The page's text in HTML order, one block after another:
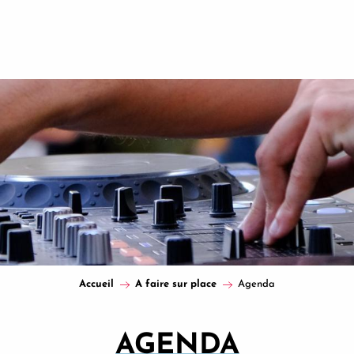
Accueil A faire sur place Agenda
AGENDA